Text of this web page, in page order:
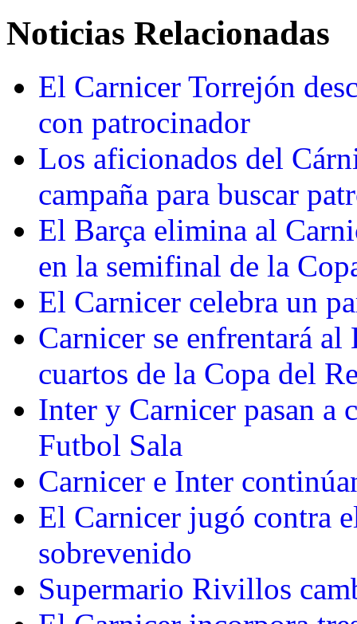
Noticias Relacionadas
El Carnicer Torrejón
con patrocinador
Los aficionados del
campaña para buscar
El Barça elimina al
en la semifinal de la
El Carnicer celebra un
Carnicer se enfrentará
cuartos de la Copa del
Inter y Carnicer pasan a
Futbol Sala
Carnicer e Inter
El Carnicer jugó contra
sobrevenido
Supermario Rivillos